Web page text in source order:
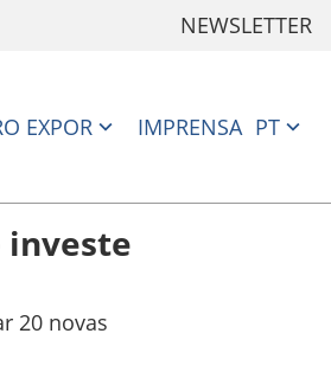
NEWSLETTER
EXPOR IMPRENSA PT
investe
20 novas